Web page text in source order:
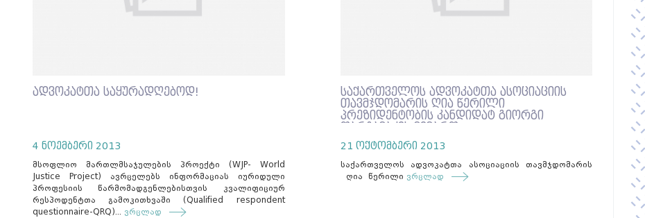
ადვოკატთა საყურადღებოდ!
4 ნოემბერი 2013
მსოფლიო მართლმსაჯულების პროექტი (WJP- World
Justice Project) ავრცელებს ინფორმაციას იურიდული
პროფესიის წარმომადგენლებისთვის კვალიფიციურ
რესპოდენტთა გამოკითხვაში (Qualified respondent
questionnaire-QRQ)... ვრცლად
საქართველოს ადვოკატთა ასოციაციის
თავმჯდომარის ღია წერილი
პრეზიდენტობის კანდიდატ გიორგი
თარგამაძის მიმართ
21 ოქტომბერი 2013
საქართველოს ადვოკატთა ასოციაციის თავმჯდომარის
ღია წერილი ვრცლად